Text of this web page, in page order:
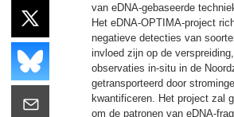
van eDNA-gebaseerde
Het eDNA-OPTIMA-project
negatieve detecties van
invloed zijn op de
observaties in-situ in de
getransporteerd door
kwantificeren. Het project zal
om de patronen van eDNA-